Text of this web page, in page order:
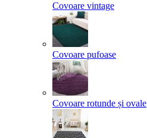
Covoare vintage
Covoare pufoase
Covoare rotunde și ovale